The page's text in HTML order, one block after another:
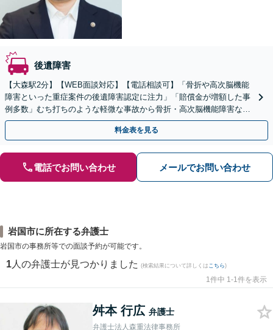
後遺障害
【大森駅2分】【WEB面談対応】【電話相談可】「骨折や高次脳機能
障害といった重症案件の後遺障害認定に注力」「賠償金が増額した事
例多数」むち打ちのような軽微な事故から骨折・高次脳機能障害など
の重症事故まで、事故の規模に関わらず対応いたします
料金表を見る
電話でお問い合わせ メールでお問い合わせ
岩国市に所在する弁護士
岩国市の事務所等での面談予約が可能です。
1 人の弁護士が見つかりました (検索結果について詳しくは こちら)
1件中 1-1件を表示
舛本 行広 弁護士
弁護士法人森重法律事務所